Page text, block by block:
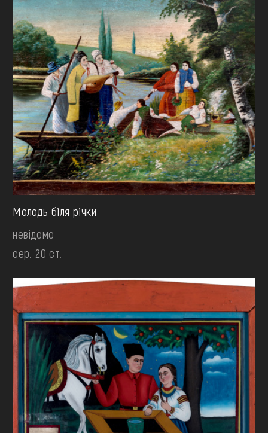
Молодь біля річки
невідомо
сер. 20 ст.